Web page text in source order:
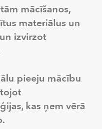
mācīšanos,
materiālus un
izvirzot
pieeju mācību
kas ņem vērā